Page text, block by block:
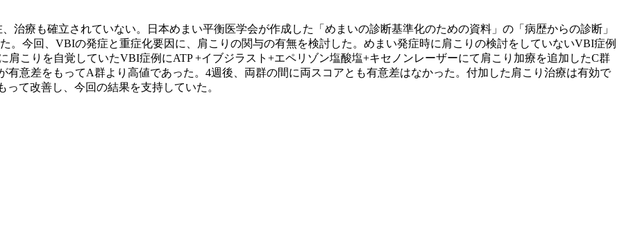
治療も確立されていない。日本めまい平衡医学会が作成した「めまいの診断基準化のための資料」の「病歴からの診断」
今回、VBIの発症と重症化要因に、肩こりの関与の有無を検討した。めまい発症時に肩こりの検討をしていないVBI症例
こりを自覚していたVBI症例にATP +イブジラスト+エペリゾン塩酸塩+キセノンレーザーにて肩こり加療を追加したC群
意差をもってA群より高値であった。4週後、両群の間に両スコアとも有意差はなかった。付加した肩こり治療は有効で
て改善し、今回の結果を支持していた。